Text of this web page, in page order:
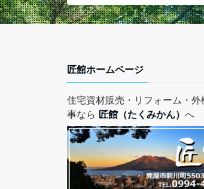
匠館ホームページ
住宅資材販売・リフォーム・外
事なら 匠館（たくみかん） へ